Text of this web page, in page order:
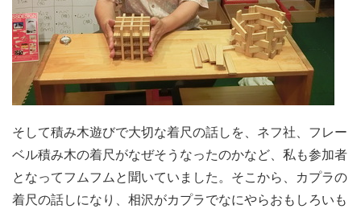
そして積み木遊びで大切な着尺の話しを、ネフ社、フレー
ベル積み木の着尺がなぜそうなったのかなど、私も参加者
となってフムフムと聞いていました。そこから、カプラの
着尺の話しになり、相沢がカプラでなにやらおもしろいも